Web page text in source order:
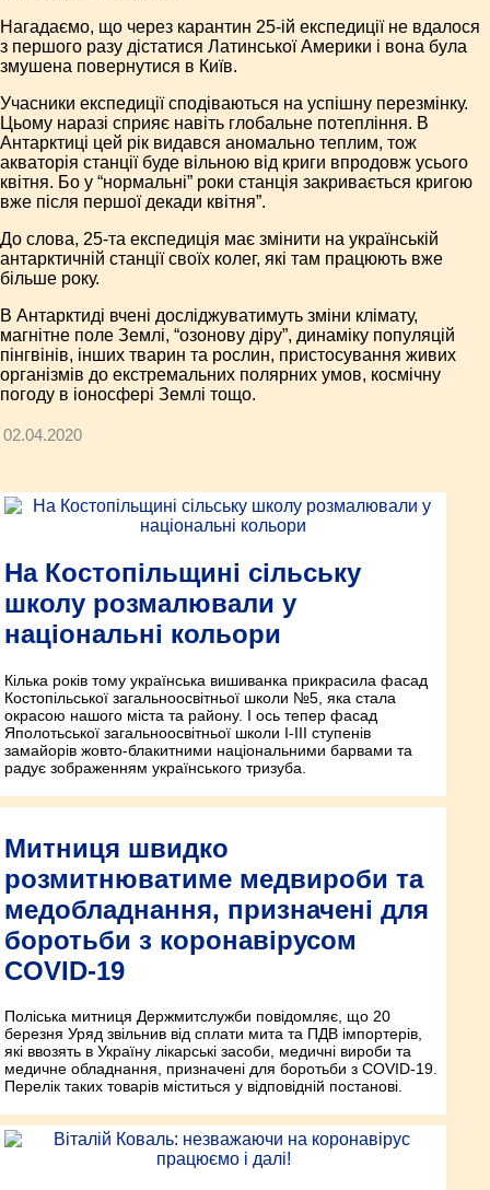
Нагадаємо, що через карантин 25-ій експедиції не вдалося
з першого разу дістатися Латинської Америки і вона була
змушена повернутися в Київ.
Учасники експедиції сподіваються на успішну перезмінку.
Цьому наразі сприяє навіть глобальне потепління. В
Антарктиці цей рік видався аномально теплим, тож
акваторія станції буде вільною від криги впродовж усього
квітня. Бо у “нормальні” роки станція закривається кригою
вже після першої декади квітня”.
До слова, 25-та експедиція має змінити на українській
антарктичній станції своїх колег, які там працюють вже
більше року.
В Антарктиді вчені досліджуватимуть зміни клімату,
магнітне поле Землі, “озонову діру”, динаміку популяцій
пінгвінів, інших тварин та рослин, пристосування живих
організмів до екстремальних полярних умов, космічну
погоду в іоносфері Землі тощо.
02.04.2020
На Костопільщині сільську
школу розмалювали у
національні кольори
Кілька років тому українська вишиванка прикрасила фасад
Костопільської загальноосвітньої школи №5, яка стала
окрасою нашого міста та району. І ось тепер фасад
Яполотьської загальноосвітньої школи І-ІІІ ступенів
замайорів жовто-блакитними національними барвами та
радує зображенням українського тризуба.
Митниця швидко
розмитнюватиме медвироби та
медобладнання, призначені для
боротьби з коронавірусом
COVID-19
Поліська митниця Держмитслужби повідомляє, що 20
березня Уряд звільнив від сплати мита та ПДВ імпортерів,
які ввозять в Україну лікарські засоби, медичні вироби та
медичне обладнання, призначені для боротьби з COVID-19.
Перелік таких товарів міститься у відповідній постанові.